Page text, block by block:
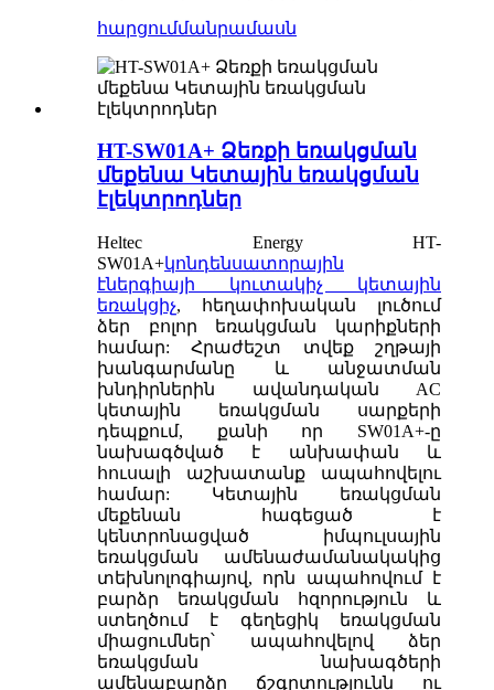
հարցումմանրամասն
HT-SW01A+ Ձեռքի եռակցման
մեքենա Կետային եռակցման
էլեկտրոդներ
Heltec Energy HT-
SW01A+կոնդենսատորային
էներգիայի կուտակիչ կետային
եռակցիչ, հեղափոխական լուծում
ձեր բոլոր եռակցման կարիքների
համար: Հրաժեշտ տվեք շղթայի
խանգարմանը և անջատման
խնդիրներին ավանդական AC
կետային եռակցման սարքերի
դեպքում, քանի որ SW01A+-ը
նախագծված է անխափան և
հուսալի աշխատանք ապահովելու
համար: Կետային եռակցման
մեքենան հագեցած է
կենտրոնացված իմպուլսային
եռակցման ամենաժամանակակից
տեխնոլոգիայով, որն ապահովում է
բարձր եռակցման հզորություն և
ստեղծում է գեղեցիկ եռակցման
միացումներ՝ ապահովելով ձեր
եռակցման նախագծերի
ամենաբարձր ճշգրտությունն ու